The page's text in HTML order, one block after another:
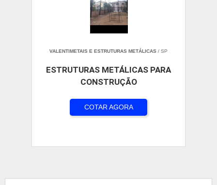
VALENTIMETAIS E ESTRUTURAS METÁLICAS / SP
ESTRUTURAS METÁLICAS PARA
CONSTRUÇÃO
COTAR AGORA